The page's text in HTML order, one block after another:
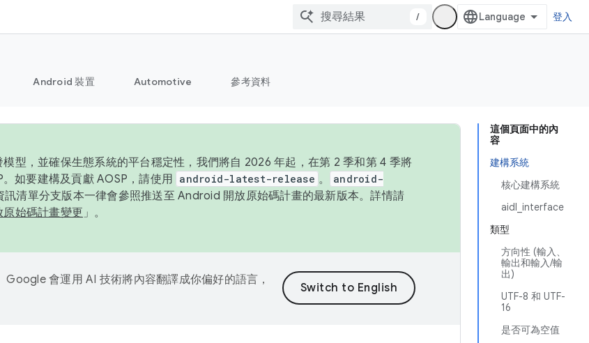
/ 登入
Android 裝置 Automotive 參考資料
這個頁面中的內
容
建構系統
核心建構系統
aidl_interface
類型
方向性 (輸入、
輸出和輸入/輸
出)
UTF-8 和 UTF-
16
是否可為空值
型，並確保生態系統的平台穩定性，我們將自 2026 年起，在第 2 季和第 4 季將
如要建構及貢獻 AOSP，請使用 android-latest-release 。
android-
訊清單分支版本一律會參照推送至 Android 開放原始碼計畫的最新版本。詳情請
始碼計畫變更 」。
Google 會運用 AI 技術將內容翻譯成你偏好的語言，